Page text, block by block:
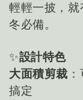
輕輕一披，
冬必備。
✨設計特色
大面積剪裁
搞定